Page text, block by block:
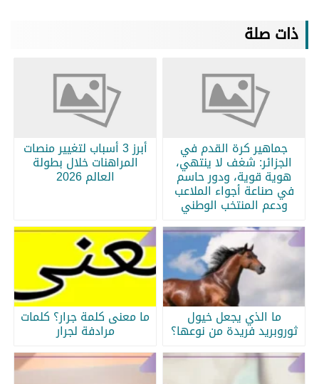
ذات صلة
جماهير كرة القدم في
الجزائر: شغف لا ينتهي،
هوية قوية، ودور حاسم
في صناعة أجواء الملاعب
ودعم المنتخب الوطني
أبرز 3 أسباب لتغيير منصات
المراهنات خلال بطولة
العالم 2026
ما الذي يجعل خيول
ثوروبريد فريدة من نوعها؟
ما معنى كلمة جرار؟ كلمات
مرادفة لجرار